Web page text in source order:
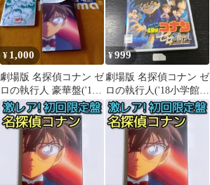
¥ 1,000
劇場版 名探偵コナン ゼ
ロの執行人 豪華盤('18
小学館/読売テレビ/日本
テレ…
¥999
劇場版 名探偵コナン ゼ
ロの執行人('18小学館/
読売テレビ/日本テレ
ビ/Sh…